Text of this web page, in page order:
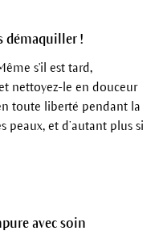
démaquiller !
s'il est tard,
nettoyez-le en douceur
toute liberté pendant la
peaux, et d’autant plus si
avec soin